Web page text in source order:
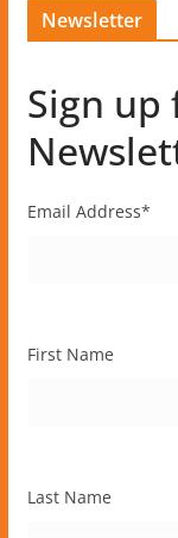
Newsletter
Sign up
Email Address*
First Name
Last Name